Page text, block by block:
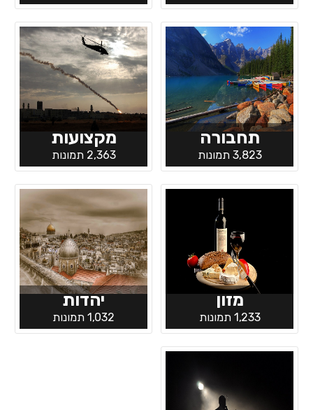
תחבורה
3,823 תמונות
מקצועות
2,363 תמונות
מזון
1,233 תמונות
יהדות
1,032 תמונות